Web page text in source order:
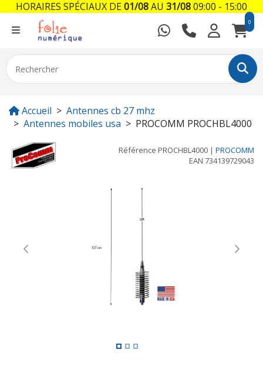
0
Accueil
Antennes cb 27 mhz
Antennes mobiles usa
PROCOMM PROCHBL4000
Référence PROCHBL4000 | PROCOMM
EAN 734139729043
Previous Next
HORAIRES SPÉCIAUX DE01/08AU 31/0809:00 - 15:00